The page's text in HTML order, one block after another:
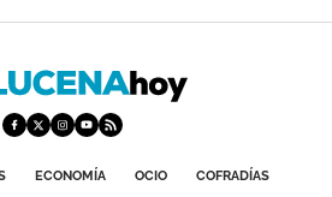
ECONOMÍA OCIO
COFRADÍAS